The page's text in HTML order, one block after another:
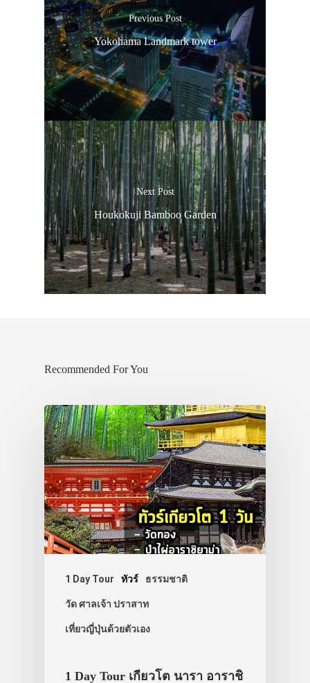
Previous Post
Yokohama Landmark tower
Next Post
Houkokuji Bamboo Garden
Recommended For You
1 Day Tour ทัวร์ ธรรมชาติ
วัด ศาลเจ้า ปราสาท
เที่ยวญี่ปุ่นด้วยตัวเอง
1 Day Tour เกียวโต นารา อาราชิ